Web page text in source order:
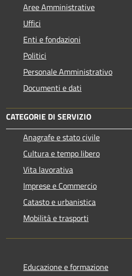
Aree Amministrative
Uffici
Enti e fondazioni
Politici
Personale Amministrativo
Documenti e dati
CATEGORIE DI SERVIZIO
Anagrafe e stato civile
Cultura e tempo libero
Vita lavorativa
Imprese e Commercio
Catasto e urbanistica
Mobilità e trasporti
Educazione e formazione